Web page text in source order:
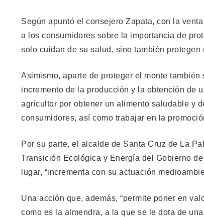
Según apuntó el consejero Zapata, con la
a los consumidores sobre la importancia de
solo cuidan de su salud, sino también protegen
Asimismo, aparte de proteger el monte
incremento de la producción y la obtención de
agricultor por obtener un alimento saludable y
consumidores, así como trabajar en la
Por su parte, el alcalde de Santa Cruz de La
Transición Ecológica y Energía del Gobierno
lugar, “incrementa con su actuación
Una acción que, además, “permite poner en
como es la almendra, a la que se le dota de